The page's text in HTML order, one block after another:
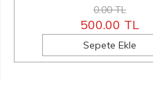
0.00 TL
500.00 TL
Sepete Ekle